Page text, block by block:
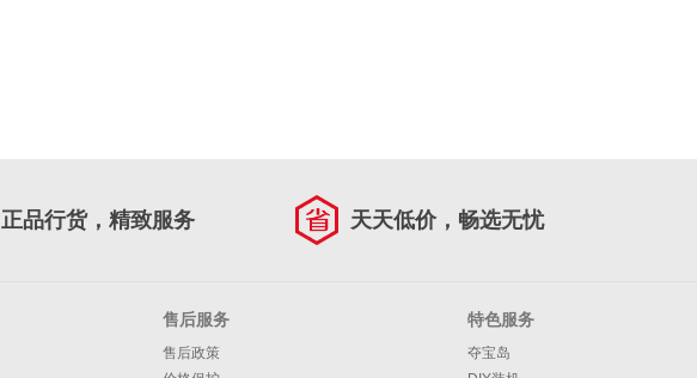
正品行货，精致服务 天天低价，畅选无忧
售后服务
售后政策
特色服务
夺宝岛